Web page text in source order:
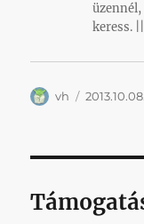
keress.
Szerző
vh Közzétéve
2013.10.08.